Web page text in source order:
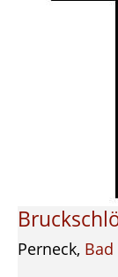
Perneck, Bad